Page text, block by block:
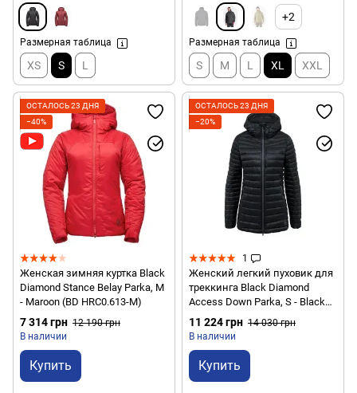
Размерная таблица
XS S L
+2
Размерная таблица
S M L XL XXL
ОСТАЛОСЬ 23 ДНЯ
−40%
Женская зимняя куртка Black
Diamond Stance Belay Parka, M
- Maroon (BD HRC0.613-M)
7 314 грн 12 190 грн
В наличии
Купить
ОСТАЛОСЬ 23 ДНЯ
−20%
1
Женский легкий пуховик для
треккинга Black Diamond
Access Down Parka, S - Black
(BD 746082.0002-S)
11 224 грн 14 030 грн
В наличии
Купить